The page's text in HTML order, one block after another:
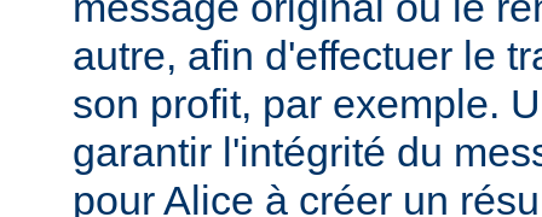
autre, afin d'effectuer le
son profit, par exemple.
garantir l'intégrité du
pour Alice à créer un